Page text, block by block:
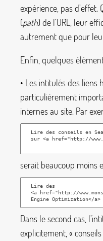
expérience, pas
(path) de l’URL, leur
autrement que pour
Enfin, quelques
• Les intitulés des liens
particulièrement
internes au site. Par
serait beaucoup moins
Dans le second cas,
explicitement, «